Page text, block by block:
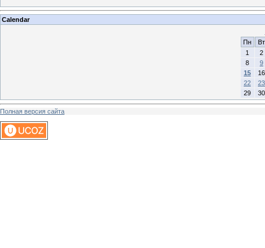
Calendar
Пн
Вт
1
2
8
9
15
16
22
23
29
30
Полная версия сайта